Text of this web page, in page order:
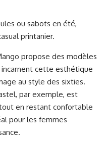
ou sabots en été,
printanier.
propose des modèles
cette esthétique
au style des sixties.
par exemple, est
en restant confortable
pour les femmes